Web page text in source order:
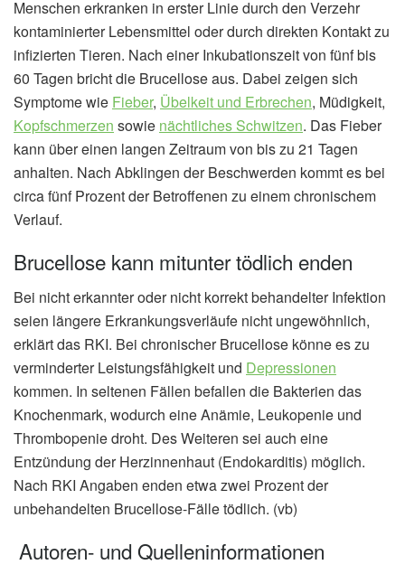
Menschen erkranken in erster Linie durch den Verzehr
kontaminierter Lebensmittel oder durch direkten Kontakt zu
infizierten Tieren. Nach einer Inkubationszeit von fünf bis
60 Tagen bricht die Brucellose aus. Dabei zeigen sich
Symptome wie Fieber, Übelkeit und Erbrechen, Müdigkeit,
Kopfschmerzen sowie nächtliches Schwitzen. Das Fieber
kann über einen langen Zeitraum von bis zu 21 Tagen
anhalten. Nach Abklingen der Beschwerden kommt es bei
circa fünf Prozent der Betroffenen zu einem chronischem
Verlauf.
Brucellose kann mitunter tödlich enden
Bei nicht erkannter oder nicht korrekt behandelter Infektion
seien längere Erkrankungsverläufe nicht ungewöhnlich,
erklärt das RKI. Bei chronischer Brucellose könne es zu
verminderter Leistungsfähigkeit und Depressionen
kommen. In seltenen Fällen befallen die Bakterien das
Knochenmark, wodurch eine Anämie, Leukopenie und
Thrombopenie droht. Des Weiteren sei auch eine
Entzündung der Herzinnenhaut (Endokarditis) möglich.
Nach RKI Angaben enden etwa zwei Prozent der
unbehandelten Brucellose-Fälle tödlich. (vb)
Autoren- und Quelleninformationen